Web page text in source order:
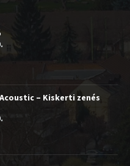
– Kiskerti zenés